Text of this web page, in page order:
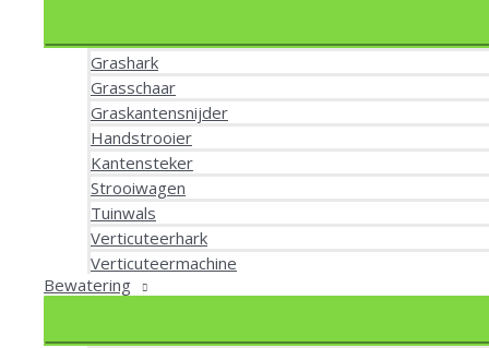
Grashark
Grasschaar
Graskantensnijder
Handstrooier
Kantensteker
Strooiwagen
Tuinwals
Verticuteerhark
Verticuteermachine
Bewatering